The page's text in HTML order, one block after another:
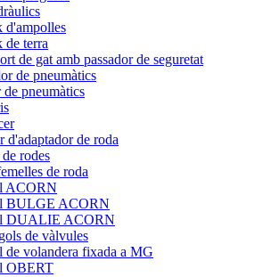
d'ampolles
de terra
de gat amb passador de seguretat
de pneumàtics
pneumàtics
d'adaptador de roda
rodes
de roda
ACORN
BULGE ACORN
DUALIE ACORN
de vàlvules
de volandera fixada a MG
OBERT